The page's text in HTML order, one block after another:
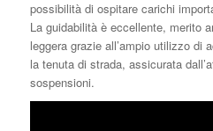
possibilità di ospitare carichi
La guidabilità è eccellente, merito
leggera grazie all’ampio utilizzo di
la tenuta di strada, assicurata
sospensioni.